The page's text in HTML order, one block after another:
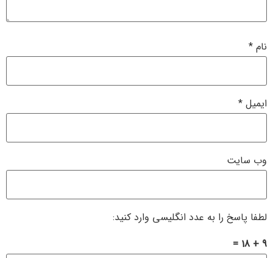
نام *
ایمیل *
وب‌ سایت
لطفا پاسخ را به عدد انگلیسی وارد کنید:
9 + 18 =